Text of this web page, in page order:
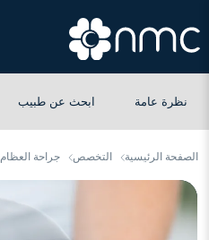
نظرة عامة ابحث عن طبيب
الصفحة الرئيسية التخصص جراحة العظام